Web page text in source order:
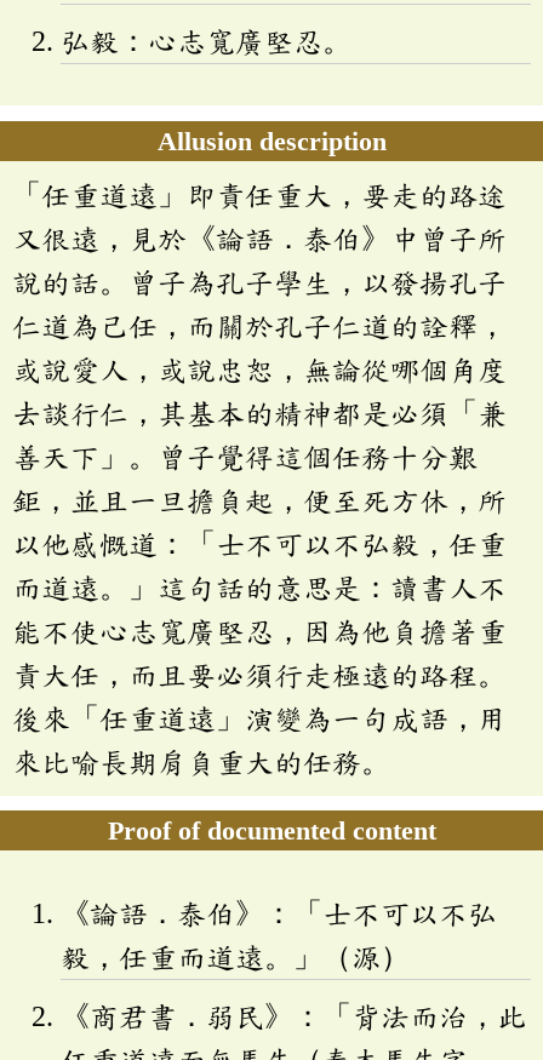
弘毅：心志寬廣堅忍。
Allusion description
「任重道遠」即責任重大，要走的路途
又很遠，見於《論語．泰伯》中曾子所
說的話。曾子為孔子學生，以發揚孔子
仁道為己任，而關於孔子仁道的詮釋，
或說愛人，或說忠恕，無論從哪個角度
去談行仁，其基本的精神都是必須「兼
善天下」。曾子覺得這個任務十分艱
鉅，並且一旦擔負起，便至死方休，所
以他感慨道：「士不可以不弘毅，任重
而道遠。」這句話的意思是：讀書人不
能不使心志寬廣堅忍，因為他負擔著重
責大任，而且要必須行走極遠的路程。
後來「任重道遠」演變為一句成語，用
來比喻長期肩負重大的任務。
Proof of documented content
《論語．泰伯》：「士不可以不弘
毅，任重而道遠。」（源）
《商君書．弱民》：「背法而治，此